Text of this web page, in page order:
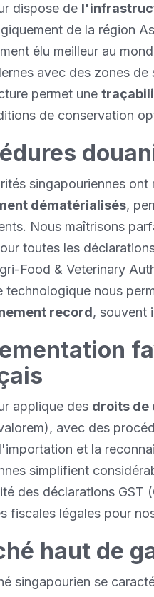
dispose de
de la région
élu meilleur au
avec des zones
permet une
de conservation
singapouriennes ont
dématérialisés,
Nous maîtrisons
toutes les
Food & Veterinary
technologique nous
record, souvent
applique des droits de
avec des
et la
simplifient
des déclarations GST
fiscales légales pour
haut de
singapourien se